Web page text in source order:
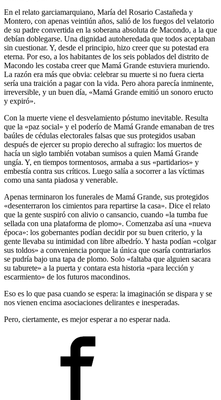
En el relato garciamarquiano, María del Rosario Castañeda y
Montero, con apenas veintiún años, salió de los fuegos del velatorio
de su padre convertida en la soberana absoluta de Macondo, a la que
debían doblegarse. Una dignidad autoheredada que todos aceptaban
sin cuestionar. Y, desde el principio, hizo creer que su potestad era
eterna. Por eso, a los habitantes de los seis poblados del distrito de
Macondo les costaba creer que Mamá Grande estuviera muriendo.
La razón era más que obvia: celebrar su muerte si no fuera cierta
sería una traición a pagar con la vida. Pero ahora parecía inminente,
irreversible, y un buen día, «Mamá Grande emitió un sonoro eructo
y expiró».
Con la muerte viene el desvelamiento póstumo inevitable. Resulta
que la «paz social» y el poderío de Mamá Grande emanaban de tres
baúles de cédulas electorales falsas que sus protegidos usaban
después de ejercer su propio derecho al sufragio: los muertos de
hacía un siglo también votaban sumisos a quien Mamá Grande
ungía. Y, en tiempos tormentosos, armaba a sus «partidarios» y
embestía contra sus críticos. Luego salía a socorrer a las víctimas
como una santa piadosa y venerable.
Apenas terminaron los funerales de Mamá Grande, sus protegidos
«desenterraron los cimientos para repartirse la casa». Dice el relato
que la gente suspiró con alivio o cansancio, cuando «la tumba fue
sellada con una plataforma de plomo». Comenzaba así una «nueva
época»: los gobernantes podían decidir por su buen criterio, y la
gente llevaba su intimidad con libre albedrío. Y hasta podían «colgar
sus toldos» a conveniencia porque la única que osaría contrariarlos
se pudría bajo una tapa de plomo. Solo «faltaba que alguien sacara
su taburete» a la puerta y contara esta historia «para lección y
escarmiento» de los futuros macondinos.
Eso es lo que pasa cuando se espera: la imaginación se dispara y se
nos vienen encima asociaciones delirantes e inesperadas.
Pero, ciertamente, es mejor esperar a no esperar nada.